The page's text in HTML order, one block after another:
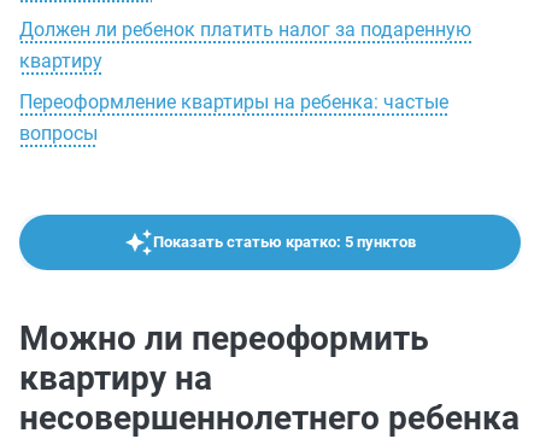
Должен ли ребенок платить налог за подаренную
квартиру
Переоформление квартиры на ребенка: частые
вопросы
Показать статью кратко: 5 пунктов
Можно ли переоформить
квартиру на
несовершеннолетнего ребенка